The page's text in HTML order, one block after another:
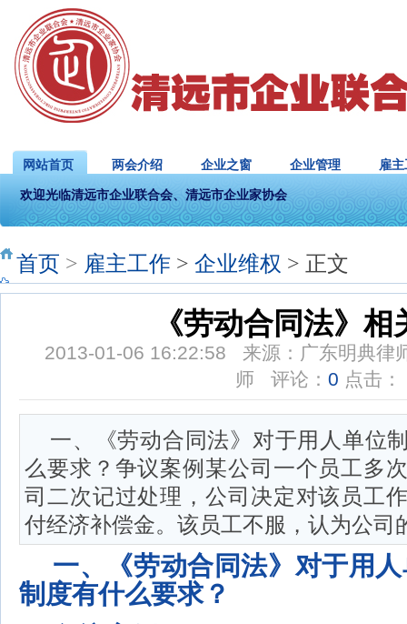
网站首页 两会介绍 企业之窗 企业管理 雇
欢迎光临清远市企业联合会、清远市企业家协会
首页 > 雇主工作 > 企业维权 > 正文
《劳动合同法》相
2013-01-06 16:22:58 来源：广东明典律
师 评论： 0 点击：
一、《劳动合同法》对于用人单位
么要求？争议案例某公司一个员工多
司二次记过处理，公司决定对该员工
付经济补偿金。该员工不服，认为公司
一、《劳动合同法》对于用
制度有什么要求？